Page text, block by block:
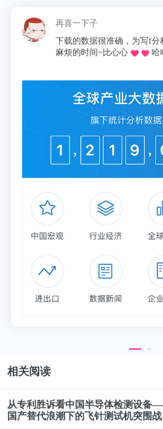
靶向T细胞的双特异性抗体是
以用于治疗任何肿瘤中含有靶
方式触发T细胞的细胞毒性和
该研究描述了对与细胞表面上
原-A（HLA-A）等位基因复合
（R175H，其中175位的精氨
结构基础及其向免疫治疗剂的
抗体。 尽管癌细胞表面上的
极低，但双特异性抗体有效激
方法可用于靶向那些含有以常
的癌症。
https://science.sciencemag.org/
science.abc8697
https://science.sciencemag.org/
science.abg5568
再喜一下子
下载的数据很准确，为写f分
麻烦的时间~比心心
哈哈
相关阅读
从专利胜诉看中国半导体检测设备
国产替代浪潮下的飞针测试机突围战